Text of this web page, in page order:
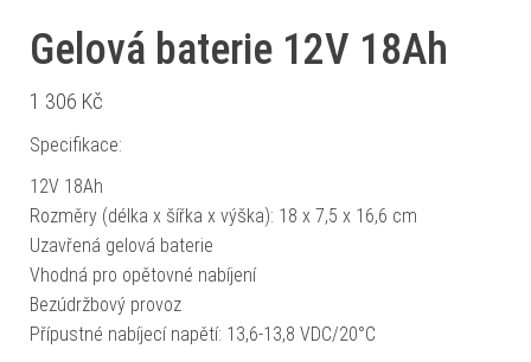
Gelová baterie 12V 18Ah
1 306 Kč
Specifikace:
12V 18Ah
Rozměry (délka x šířka x výška): 18 x 7,5 x 16,6 cm
Uzavřená gelová baterie
Vhodná pro opětovné nabíjení
Bezúdržbový provoz
Přípustné nabíjecí napětí: 13,6-13,8 VDC/20°C